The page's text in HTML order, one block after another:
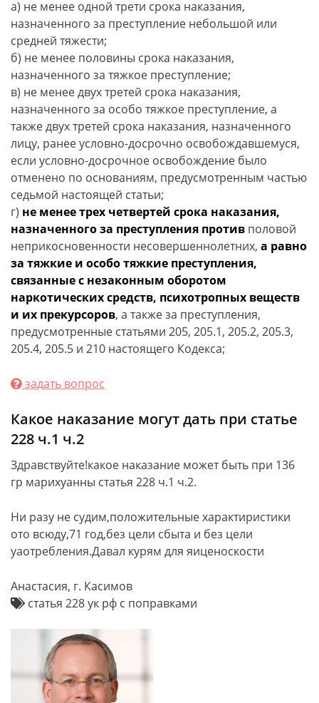
а) не менее одной трети срока наказания,
назначенного за преступление небольшой или
средней тяжести;
б) не менее половины срока наказания,
назначенного за тяжкое преступление;
в) не менее двух третей срока наказания,
назначенного за особо тяжкое преступление, а
также двух третей срока наказания, назначенного
лицу, ранее условно-досрочно освобождавшемуся,
если условно-досрочное освобождение было
отменено по основаниям, предусмотренным частью
седьмой настоящей статьи;
г) не менее трех четвертей срока наказания,
назначенного за преступления против половой
неприкосновенности несовершеннолетних, а равно
за тяжкие и особо тяжкие преступления,
связанные с незаконным оборотом
наркотических средств, психотропных веществ
и их прекурсоров, а также за преступления,
предусмотренные статьями 205, 205.1, 205.2, 205.3,
205.4, 205.5 и 210 настоящего Кодекса;
задать вопрос
Какое наказание могут дать при статье
228 ч.1 ч.2
Здравствуйте!какое наказание может быть при 136
гр марихуанны статья 228 ч.1 ч.2.
Ни разу не судим,положительные характиристики
ото всюду,71 год,без цели сбыта и без цели
уаотребления.Давал курям для яиценоскости
Анастасия, г. Касимов
статья 228 ук рф с поправками